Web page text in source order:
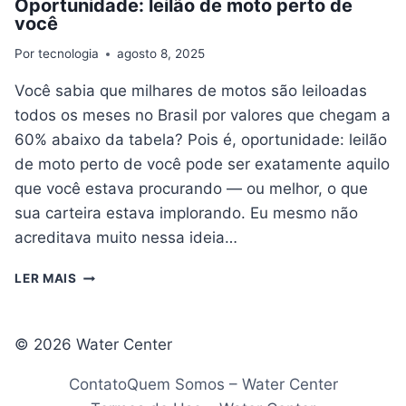
Oportunidade: leilão de moto perto de
você
Por tecnologia agosto 8, 2025
Você sabia que milhares de motos são leiloadas
todos os meses no Brasil por valores que chegam a
60% abaixo da tabela? Pois é, oportunidade: leilão
de moto perto de você pode ser exatamente aquilo
que você estava procurando — ou melhor, o que
sua carteira estava implorando. Eu mesmo não
acreditava muito nessa ideia…
LER MAIS OPORTUNIDADE:
PERTO
VOCÊ
© 2026 Water Center
ContatoQuem Somos – Water Center